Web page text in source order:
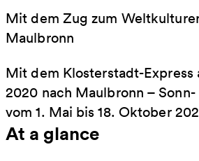
Mit dem Zug zum
Maulbronn
Mit dem Klosterstadt-Express
2020 nach Maulbronn – Sonn-
vom 1. Mai bis 18. Oktober
At a glance